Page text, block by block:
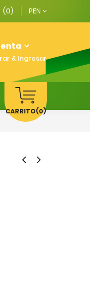
PEN
(0)
& Ingresar
CARRITO(0)